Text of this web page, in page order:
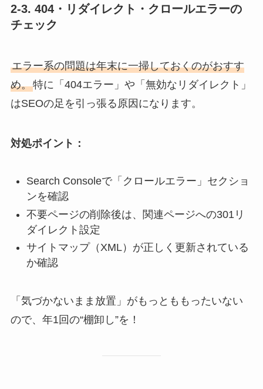
2-3. 404・リダイレクト・クロールエラーの
チェック
エラー系の問題は年末に一掃しておくのがおすす
め。特に「404エラー」や「無効なリダイレクト」
はSEOの足を引っ張る原因になります。
対処ポイント：
Search Consoleで「クロールエラー」セクショ
ンを確認
不要ページの削除後は、関連ページへの301リ
ダイレクト設定
サイトマップ（XML）が正しく更新されている
か確認
「気づかないまま放置」がもっとももったいない
ので、年1回の“棚卸し”を！